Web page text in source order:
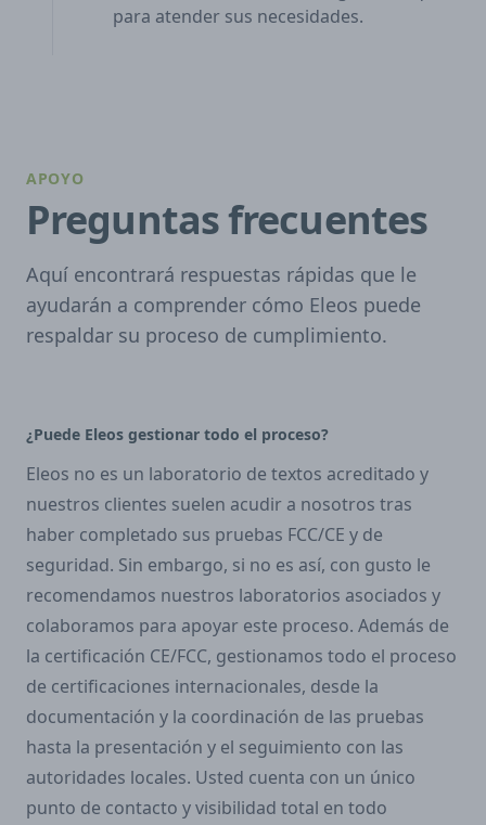
para atender sus necesidades.
APOYO
Preguntas frecuentes
Aquí encontrará respuestas rápidas que le
ayudarán a comprender cómo Eleos puede
respaldar su proceso de cumplimiento.
¿Puede Eleos gestionar todo el proceso?
Eleos no es un laboratorio de textos acreditado y
nuestros clientes suelen acudir a nosotros tras
haber completado sus pruebas FCC/CE y de
seguridad. Sin embargo, si no es así, con gusto le
recomendamos nuestros laboratorios asociados y
colaboramos para apoyar este proceso. Además de
la certificación CE/FCC, gestionamos todo el proceso
de certificaciones internacionales, desde la
documentación y la coordinación de las pruebas
hasta la presentación y el seguimiento con las
autoridades locales. Usted cuenta con un único
punto de contacto y visibilidad total en todo